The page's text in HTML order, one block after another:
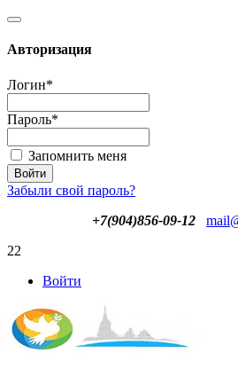
Авторизация
Логин*
Пароль*
Запомнить меня
Забыли свой пароль?
+7(904)856-09-12
22
Войти